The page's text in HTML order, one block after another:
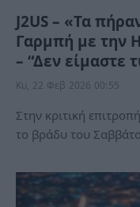
J2US – «Τα
Γαρμπή με την
– “Δεν είμαστε
Κυ, 22 Φεβ 2026 00:55
Στην κριτική
το βράδυ του